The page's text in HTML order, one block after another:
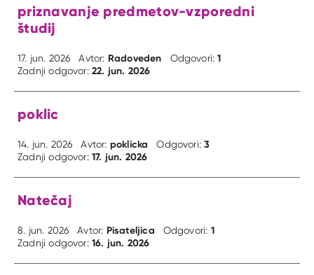
priznavanje predmetov-vzporedni
študij
17. jun. 2026 Avtor: Radoveden Odgovori:1
Zadnji odgovor:22. jun. 2026
poklic
14. jun. 2026 Avtor: poklicka Odgovori:3
Zadnji odgovor:17. jun. 2026
Natečaj
8. jun. 2026 Avtor: Pisateljica Odgovori: 1
Zadnji odgovor:16. jun. 2026